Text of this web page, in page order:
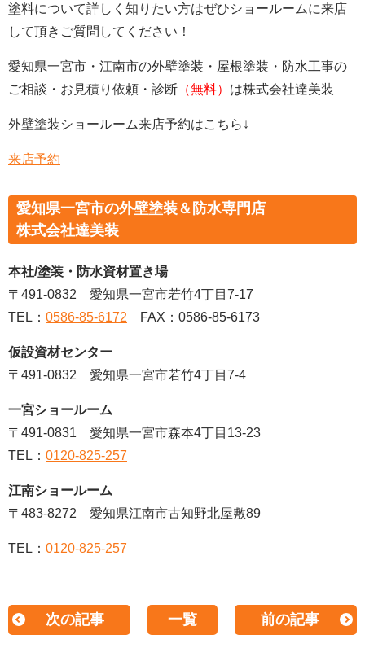
塗料について詳しく知りたい方はぜひショールームに来店
して頂きご質問してください！
愛知県一宮市・江南市の外壁塗装・屋根塗装・防水工事の
ご相談・お見積り依頼・診断 （無料） は株式会社達美装
外壁塗装ショールーム来店予約はこちら↓
来店予約
愛知県一宮市の外壁塗装＆防水専門店
株式会社達美装
本社/塗装・防水資材置き場
〒491-0832 愛知県一宮市若竹4丁目7-17
TEL： 0586-85-6172 FAX：0586-85-6173
仮設資材センター
〒491-0832 愛知県一宮市若竹4丁目7-4
一宮ショールーム
〒491-0831 愛知県一宮市森本4丁目13-23
TEL： 0120-825-257
江南ショールーム
〒483-8272 愛知県江南市古知野北屋敷89
TEL： 0120-825-257
次の記事 一覧 前の記事